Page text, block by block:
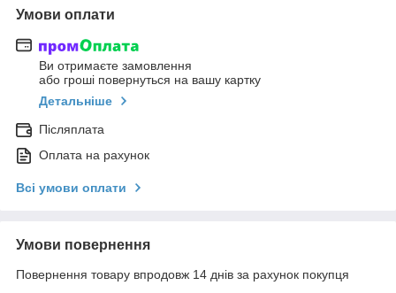
Умови оплати
Ви отримаєте замовлення
або гроші повернуться на вашу картку
Детальніше
Післяплата
Оплата на рахунок
Всі умови оплати
Умови повернення
Повернення товару впродовж 14 днів за рахунок покупця